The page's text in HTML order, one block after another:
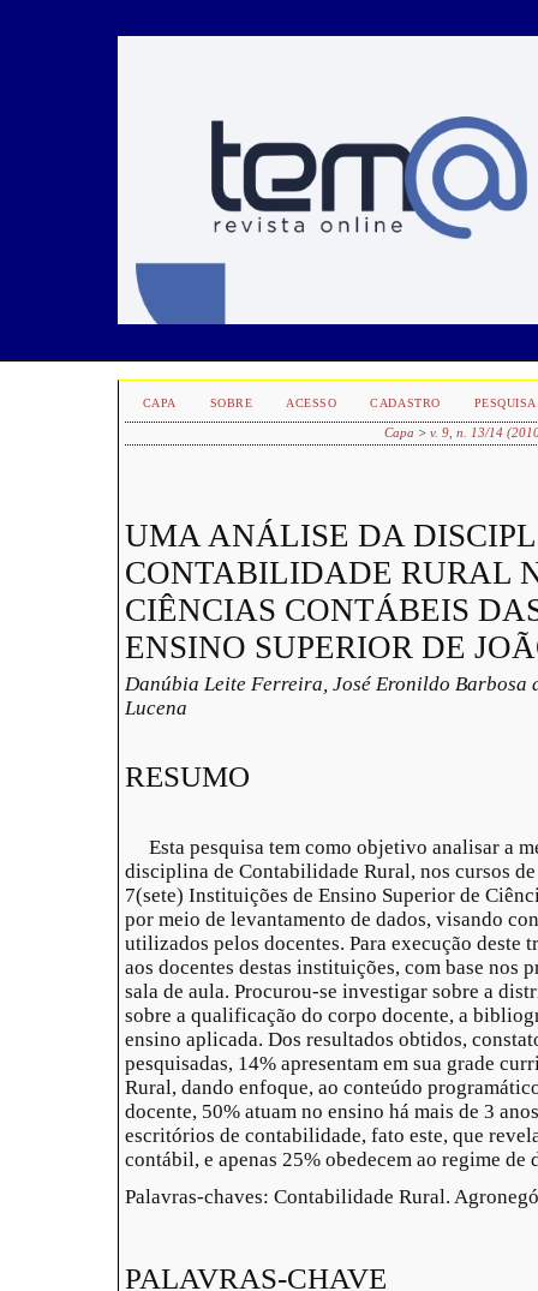
CAPA SOBRE ACESSO CADASTRO PESQUISA
Capa >v. 9, n. 13/14
UMA ANÁLISE DA
CONTABILIDADE RURAL
CIÊNCIAS CONTÁBEIS
ENSINO SUPERIOR DE
Danúbia Leite Ferreira, José Eronildo Barbosa
Lucena
RESUMO
Esta pesquisa tem como objetivo analisar a
disciplina de Contabilidade Rural, nos cursos
7(sete) Instituições de Ensino Superior de
por meio de levantamento de dados, visando
utilizados pelos docentes. Para execução
aos docentes destas instituições, com base nos
sala de aula. Procurou-se investigar sobre a
sobre a qualificação do corpo docente, a
ensino aplicada. Dos resultados obtidos,
pesquisadas, 14% apresentam em sua grade
Rural, dando enfoque, ao conteúdo
docente, 50% atuam no ensino há mais de 3
escritórios de contabilidade, fato este, que
contábil, e apenas 25% obedecem ao regime de
Palavras-chaves: Contabilidade Rural.
PALAVRAS-CHAVE